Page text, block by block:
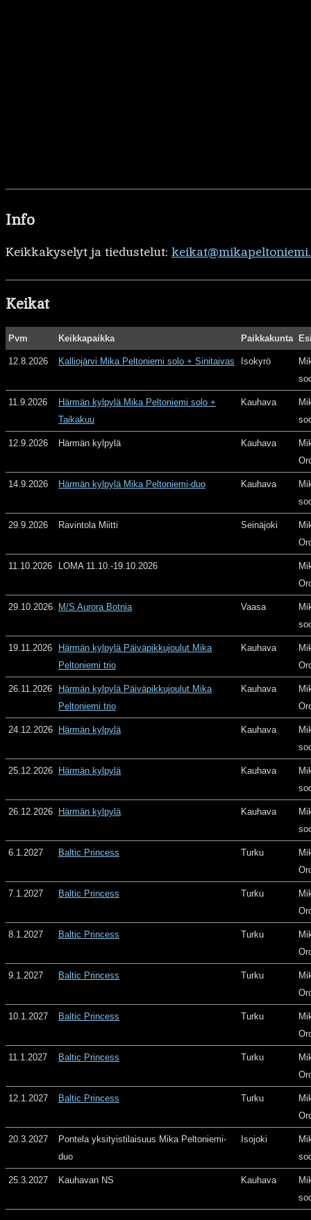
Info
Keikkakyselyt ja tiedustelut:
Keikat
Pvm Keikkapaikka Paikkakunta
12.8.2026 Kalliojärvi Mika Peltoniemi solo + Sinitaivas Isokyrö
11.9.2026
Härmän kylpylä Mika Peltoniemi solo +
Taikakuu
Kauhava
12.9.2026 Härmän kylpylä Kauhava
14.9.2026 Härmän kylpylä Mika Peltoniemi-duo Kauhava
29.9.2026 Ravintola Miitti Seinäjoki
11.10.2026 LOMA 11.10.-19.10.2026
29.10.2026 M/S Aurora Botnia Vaasa
19.11.2026
Härmän kylpylä Päiväpikkujoulut Mika
Peltoniemi trio
Kauhava
26.11.2026
Härmän kylpylä Päiväpikkujoulut Mika
Peltoniemi trio
Kauhava
24.12.2026 Härmän kylpylä Kauhava
25.12.2026 Härmän kylpylä Kauhava
26.12.2026 Härmän kylpylä Kauhava
6.1.2027 Baltic Princess Turku
7.1.2027 Baltic Princess Turku
8.1.2027 Baltic Princess Turku
9.1.2027 Baltic Princess Turku
10.1.2027 Baltic Princess Turku
11.1.2027 Baltic Princess Turku
12.1.2027 Baltic Princess Turku
20.3.2027
Pontela yksityistilaisuus Mika Peltoniemi-
duo
Isojoki
25.3.2027 Kauhavan NS Kauhava